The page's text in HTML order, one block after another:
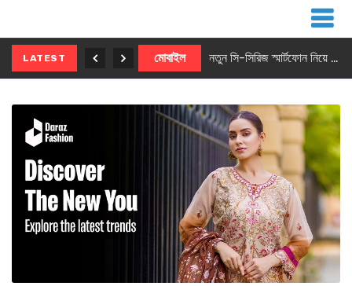
LATEST মোবাইল নতুন সি-সিরিজ স্মার্টফোন নিয়ে আসছে রিয়েলমি